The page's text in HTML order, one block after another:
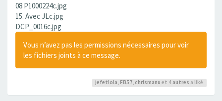
08 P1000224c.jpg
15. Avec JLc.jpg
DCP_0016c.jpg
Vous n’avez pas les permissions nécessaires pour voir
les fichiers joints à ce message.
jefetlola, FB57, chrismanu et 4 autres a liké